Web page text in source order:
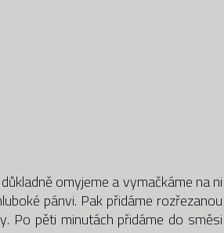
omyjeme a vymačkáme na ni
pánvi. Pak přidáme rozřezanou
Po pěti minutách přidáme do směsi